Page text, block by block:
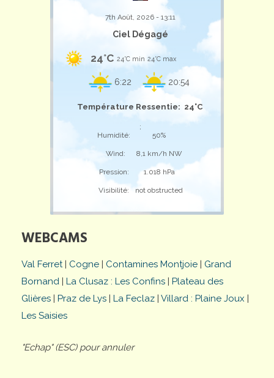
7th Août, 2026 - 13:11
Ciel Dégagé
24°C 24°C min 24°C max
6:22 20:54
Température Ressentie: 24°C
;
Humidité:
50%
Wind: 8,1 km/h NW
Pression: 1.018 hPa
Visibilité: not obstructed
WEBCAMS
Val Ferret| Cogne | Contamines Montjoie | Grand
Bornand | La Clusaz : Les Confins | Plateau des
Glières | Praz de Lys | La Feclaz | Villard : Plaine Joux |
Les Saisies
"Echap" (ESC) pour annuler